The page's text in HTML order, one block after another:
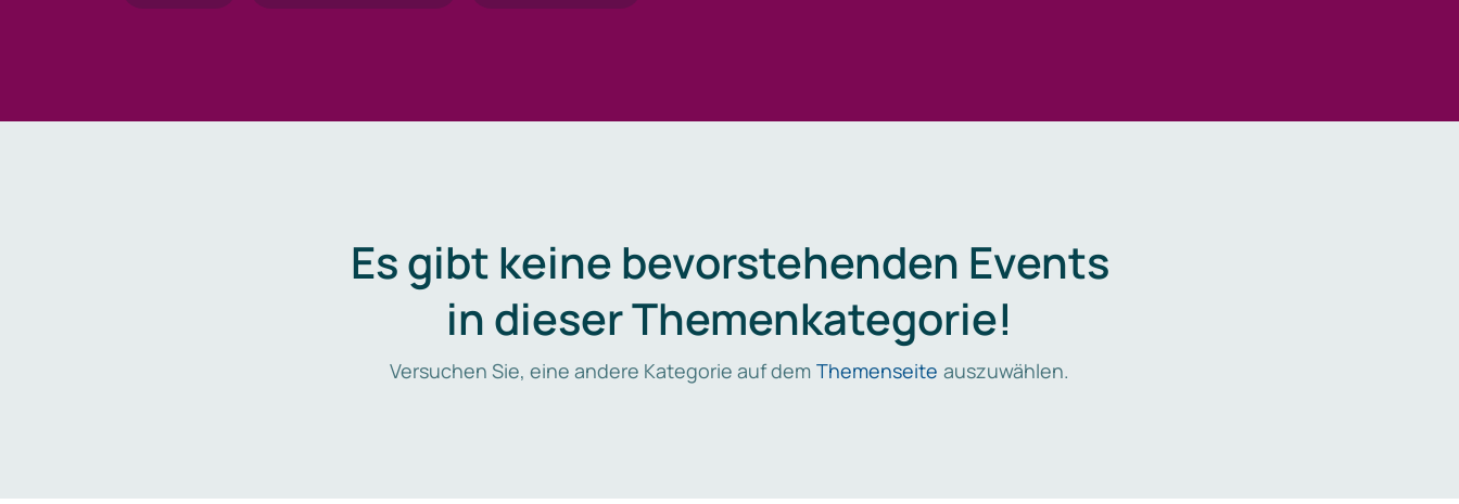
Es gibt keine bevorstehenden Events
in dieser Themenkategorie!
Versuchen Sie, eine andere Kategorie auf dem Themenseite auszuwählen.